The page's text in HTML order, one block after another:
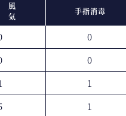
風
気
手指消毒
0
0
1
1